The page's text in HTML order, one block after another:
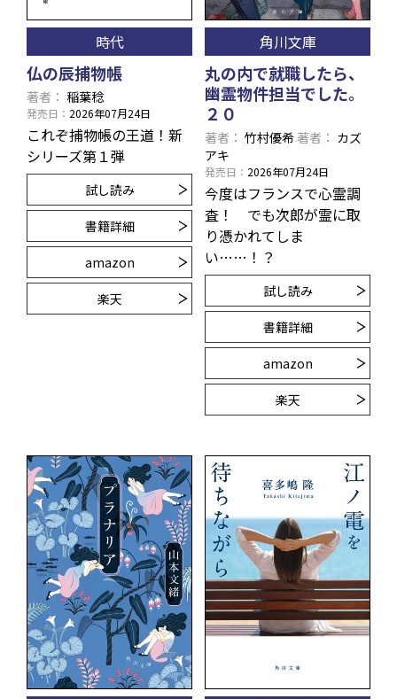
時代
仏の辰捕物帳
著者 稲葉稔
発売日 2026年07月24日
これぞ捕物帳の王道！新
シリーズ第１弾
試し読み
書籍詳細
amazon
楽天
角川文庫
丸の内で就職したら、
幽霊物件担当でした。
２０
著者 竹村優希著者
カズ
アキ
発売日 2026年07月24日
今度はフランスで心霊調
査！ でも次郎が霊に取
り憑かれてしま
い……！？
試し読み
書籍詳細
amazon
楽天